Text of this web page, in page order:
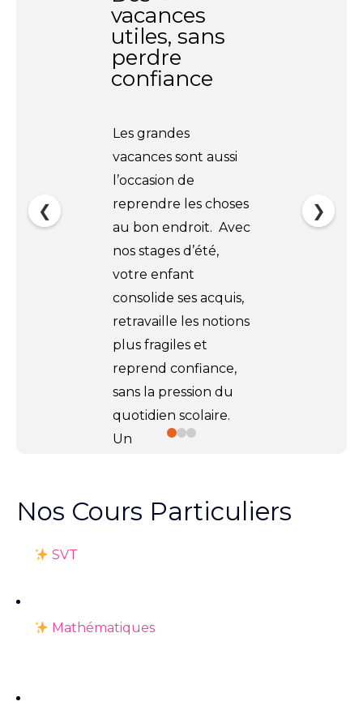
vacances
utiles, sans
perdre
confiance
Les grandes
vacances sont aussi
l’occasion de
reprendre les choses
au bon endroit. Avec
nos stages d’été,
votre enfant
consolide ses acquis,
retravaille les notions
plus fragiles et
reprend confiance,
sans la pression du
quotidien scolaire.
Un
de 2h par matière,
❮ ❯
Nos Cours Particuliers
SVT
Mathématiques